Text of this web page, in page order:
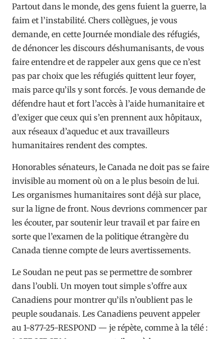
Partout dans le monde, des gens fuient la guerre, la
faim et l’instabilité. Chers collègues, je vous
demande, en cette Journée mondiale des réfugiés,
de dénoncer les discours déshumanisants, de vous
faire entendre et de rappeler aux gens que ce n’est
pas par choix que les réfugiés quittent leur foyer,
mais parce qu’ils y sont forcés. Je vous demande de
défendre haut et fort l’accès à l’aide humanitaire et
d’exiger que ceux qui s’en prennent aux hôpitaux,
aux réseaux d’aqueduc et aux travailleurs
humanitaires rendent des comptes.
Honorables sénateurs, le Canada ne doit pas se faire
invisible au moment où on a le plus besoin de lui.
Les organismes humanitaires sont déjà sur place,
sur la ligne de front. Nous devrions commencer par
les écouter, par soutenir leur travail et par faire en
sorte que l’examen de la politique étrangère du
Canada tienne compte de leurs avertissements.
Le Soudan ne peut pas se permettre de sombrer
dans l’oubli. Un moyen tout simple s’offre aux
Canadiens pour montrer qu’ils n’oublient pas le
peuple soudanais. Les Canadiens peuvent appeler
au 1-877-25-RESPOND — je répète, comme à la télé :